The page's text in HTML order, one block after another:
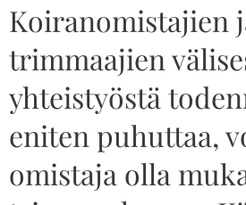
Koiranomistajien
trimmaajien
yhteistyöstä
eniten puhuttaa,
omistaja olla